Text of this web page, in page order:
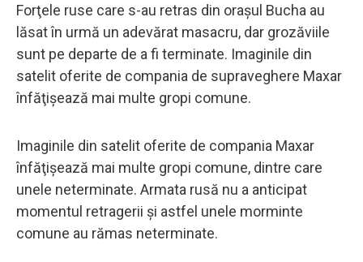
Forţele ruse care s-au retras din oraşul Bucha au
lăsat în urmă un adevărat masacru, dar grozăviile
sunt pe departe de a fi terminate. Imaginile din
satelit oferite de compania de supraveghere Maxar
înfăţişează mai multe gropi comune.
Imaginile din satelit oferite de compania Maxar
înfăţişează mai multe gropi comune, dintre care
unele neterminate. Armata rusă nu a anticipat
momentul retragerii şi astfel unele morminte
comune au rămas neterminate.